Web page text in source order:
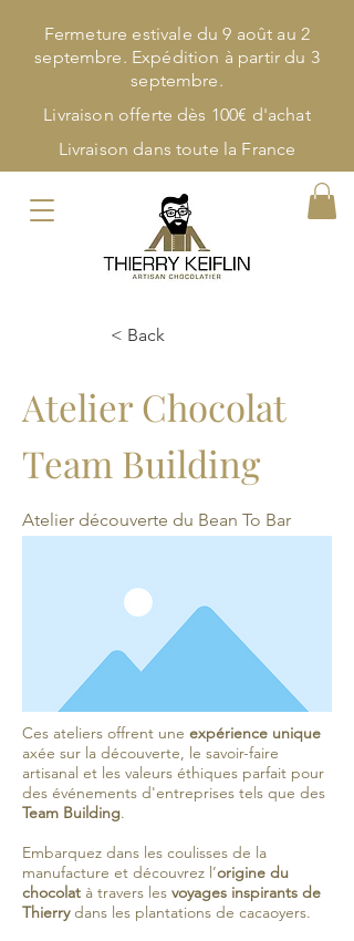
Fermeture estivale du 9 août au 2
septembre. Expédition à partir du 3
septembre.
Livraison offerte dès 100€ d'achat
Livraison dans toute la France
< Back
Atelier Chocolat
Team Building
Atelier découverte du Bean To Bar
Ces ateliers offrent une expérience unique
axée sur la découverte, le savoir-faire
artisanal et les valeurs éthiques parfait pour
des événements d'entreprises tels que des
Team Building.
Embarquez dans les coulisses de la
manufacture et découvrez l’origine du
chocolat à travers les voyages inspirants de
Thierrydans les plantations de cacaoyers.